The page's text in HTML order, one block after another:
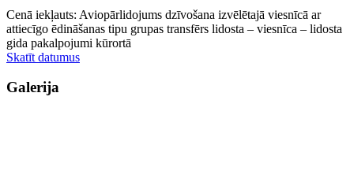
Cenā iekļauts: Aviopārlidojums dzīvošana izvēlētajā viesnīcā ar
attiecīgo ēdināšanas tipu grupas transfērs lidosta – viesnīca – lidosta
gida pakalpojumi kūrortā
Skatīt datumus
Galerija